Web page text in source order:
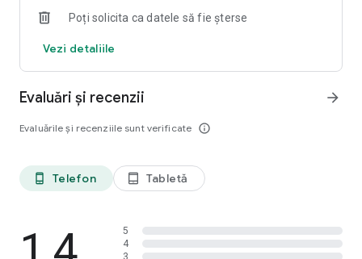
Poți solicita ca datele să fie șterse
Vezi detaliile
Evaluări și recenzii
Evaluările și recenziile sunt verificate info_outline
arrow_forward
phone_android Telefon tablet_android Tabletă
5
4
3